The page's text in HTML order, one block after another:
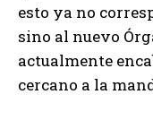
esto ya no
sino al nuevo
actualmente
cercano a la